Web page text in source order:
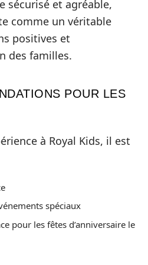
sécurisé et agréable,
comme un véritable
positives et
des familles.
POUR LES
à Royal Kids, il est
spéciaux
pour les fêtes d’anniversaire le